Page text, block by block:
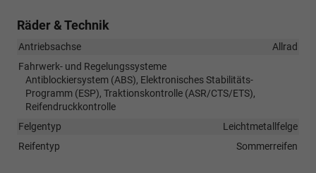
Räder & Technik
Antriebsachse
Allrad
Fahrwerk- und Regelungssysteme
Antiblockiersystem (ABS), Elektronisches Stabilitäts-
Programm (ESP), Traktionskontrolle (ASR/CTS/ETS),
Reifendruckkontrolle
Felgentyp
Leichtmetallfelge
Reifentyp
Sommerreifen